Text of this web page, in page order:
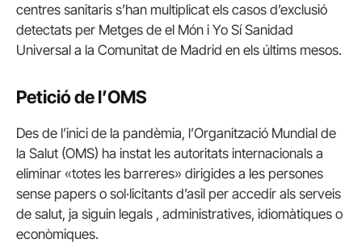
centres sanitaris s’han multiplicat els casos d’exclusió
detectats per Metges de el Món i Yo Sí Sanidad
Universal a la Comunitat de Madrid en els últims mesos.
Petició de l’OMS
Des de l’inici de la pandèmia, l’Organització Mundial de
la Salut (OMS) ha instat les autoritats internacionals a
eliminar «totes les barreres» dirigides a les persones
sense papers o sol·licitants d’asil per accedir als serveis
de salut, ja siguin legals , administratives, idiomàtiques o
econòmiques.